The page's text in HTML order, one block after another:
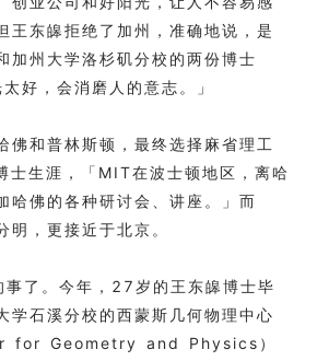
王东皞拒绝了加州，准确地说，是
加州大学洛杉矶分校的两份博士
好，会消磨人的意志。」
佛和普林斯顿，最终选择麻省理工
士生涯，「MIT在波士顿地区，离哈
哈佛的各种研讨会、讲座。」而
明，更接近于北京。
了。今年，27岁的王东皞博士毕
学石溪分校的西蒙斯几何物理中心
for Geometry and Physics）